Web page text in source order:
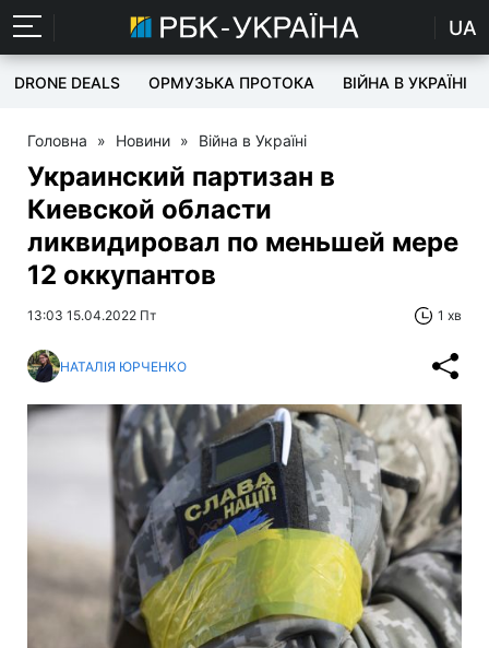
UA
DRONE DEALS ОРМУЗЬКА ПРОТОКА ВІЙНА В УКРАЇНІ
Головна » Новини » Війна в Україні
Украинский партизан в
Киевской области
ликвидировал по меньшей мере
12 оккупантов
13:03 15.04.2022 Пт 1 хв
НАТАЛІЯ ЮРЧЕНКО